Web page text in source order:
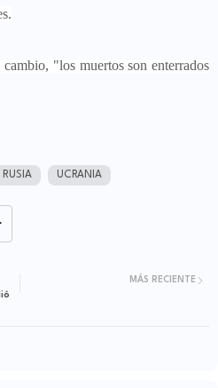
"los muertos son enterrados
RUSIA UCRANIA
MÁS RECIENTE